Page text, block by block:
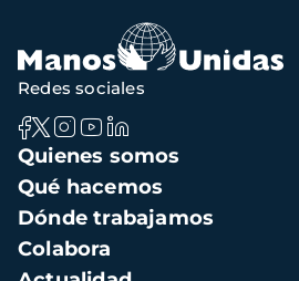
Navegación
principal
Quienes somos
Qué hacemos
Dónde trabajamos
Colabora
Redes sociales